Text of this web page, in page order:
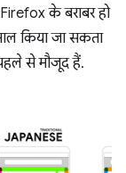
के बराबर हो
किया जा सकता
से मौजूद हैं.